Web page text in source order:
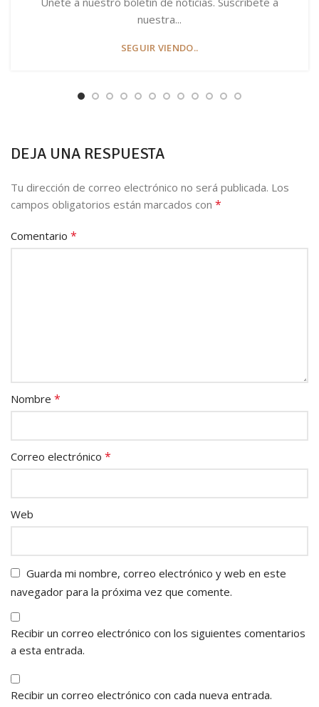
nuestra...
SEGUIR VIENDO..
DEJA UNA RESPUESTA
Tu dirección de correo electrónico no será publicada. Los
campos obligatorios están marcados con *
Comentario *
Nombre *
Correo electrónico *
Web
Guarda mi nombre, correo electrónico y web en este
navegador para la próxima vez que comente.
Recibir un correo electrónico con los siguientes comentarios
a esta entrada.
Recibir un correo electrónico con cada nueva entrada.